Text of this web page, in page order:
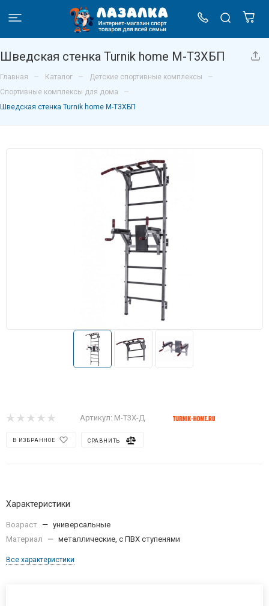
Шведская стенка Turnik home М-Т3ХБП
Главная – Каталог – Детские спортивные комплексы –
Спортивные комплексы для дома –
Шведская стенка Turnik home М-Т3ХБП
Артикул: М-Т3X-Д
В ИЗБРАННОЕ СРАВНИТЬ
Характеристики
Возраст — универсальные
Материал
— металлические, с ПВХ ступенями
Все характеристики